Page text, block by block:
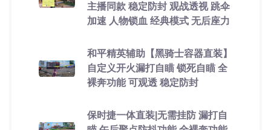
主播同款 稳定防封 观战透视 跳伞
加速 人物锁血 经典模式 无后座力
和平精英辅助【黑骑士容器直装】
自定义开火漏打自瞄 锁死自瞄 全
裸奔功能 可观透 稳定防封
保时捷一体直装|无需挂防 漏打自